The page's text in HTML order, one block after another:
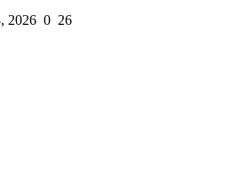
2026 0 26